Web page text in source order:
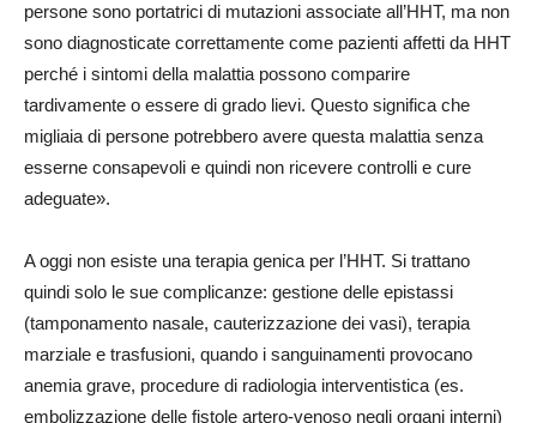
persone sono portatrici di mutazioni associate all’HHT, ma non
sono diagnosticate correttamente come pazienti affetti da HHT
perché i sintomi della malattia possono comparire
tardivamente o essere di grado lievi. Questo significa che
migliaia di persone potrebbero avere questa malattia senza
esserne consapevoli e quindi non ricevere controlli e cure
adeguate».
A oggi non esiste una terapia genica per l’HHT. Si trattano
quindi solo le sue complicanze: gestione delle epistassi
(tamponamento nasale, cauterizzazione dei vasi), terapia
marziale e trasfusioni, quando i sanguinamenti provocano
anemia grave, procedure di radiologia interventistica (es.
embolizzazione delle fistole artero-venoso negli organi interni)